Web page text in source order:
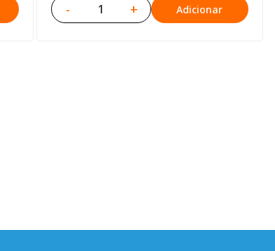
- + Adicionar